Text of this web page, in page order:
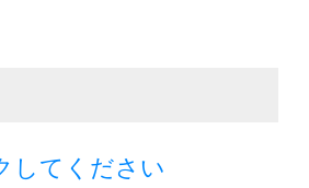
してください